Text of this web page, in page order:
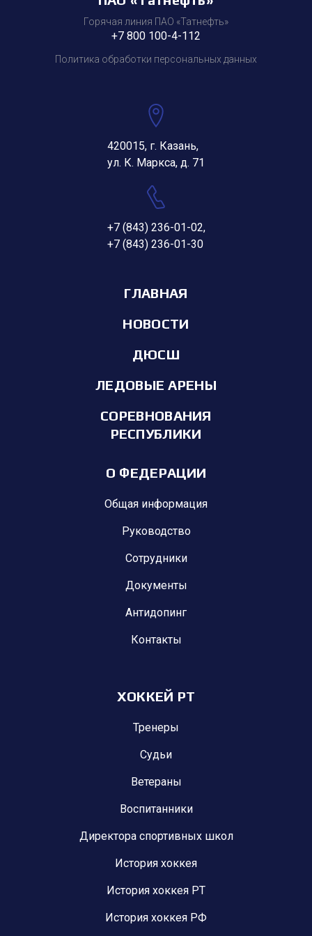
Горячая линия ПАО «Татнефть»
+7 800 100-4-112
Политика обработки персональных данных
420015, г. Казань,
ул. К. Маркса, д. 71
+7 (843) 236-01-02,
+7 (843) 236-01-30
ГЛАВНАЯ
НОВОСТИ
ДЮСШ
ЛЕДОВЫЕ АРЕНЫ
СОРЕВНОВАНИЯ
РЕСПУБЛИКИ
О ФЕДЕРАЦИИ
Общая информация
Руководство
Сотрудники
Документы
Антидопинг
Контакты
ХОККЕЙ РТ
Тренеры
Судьи
Ветераны
Воспитанники
Директора спортивных школ
История хоккея
История хоккея РТ
История хоккея РФ